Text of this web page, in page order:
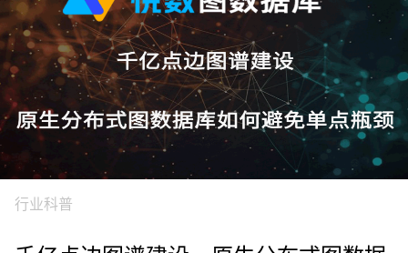
行业科普